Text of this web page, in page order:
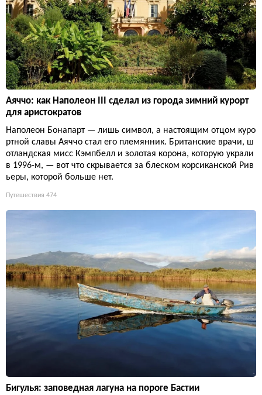
Аяччо: как Наполеон III сделал из города зимний курорт
для аристократов
Наполеон Бонапарт — лишь символ, а настоящим отцом куро
ртной славы Аяччо стал его племянник. Британские врачи, ш
отландская мисс Кэмпбелл и золотая корона, которую украли
в 1996-м, — вот что скрывается за блеском корсиканской Рив
ьеры, которой больше нет.
Путешествия 474
Бигулья: заповедная лагуна на пороге Бастии